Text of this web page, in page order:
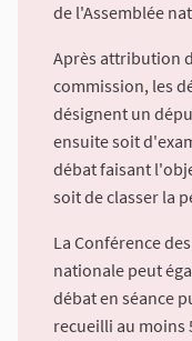
de l'Assemblée
Après attribution
commission, les
désignent un
ensuite soit
débat faisant
soit de classer la
La Conférence
nationale peut
débat en séance
recueilli au moins